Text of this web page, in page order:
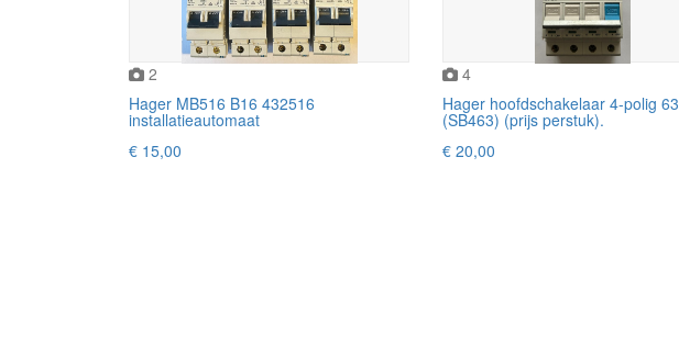
2
Hager MB516 B16 432516
installatieautomaat
€ 15,00
4
Hager hoofdschakelaar 4-polig
(SB463) (prijs perstuk).
€ 20,00